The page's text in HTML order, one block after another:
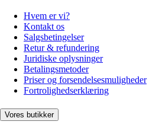
Hvem er vi?
Kontakt os
Salgsbetingelser
Retur & refundering
Juridiske oplysninger
Betalingsmetoder
Priser og forsendelsesmuligheder
Fortrolighedserklæring
Vores butikker